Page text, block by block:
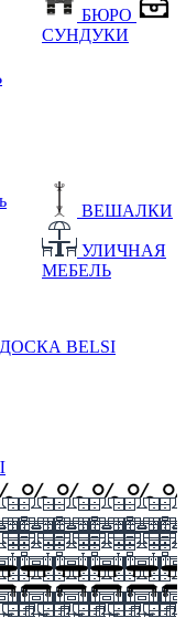
БЮРО
СУНДУКИ
ВЕШАЛКИ
УЛИЧНАЯ
МЕБЕЛЬ
BELSI